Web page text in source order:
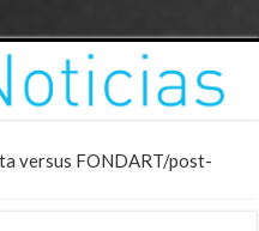
versus FONDART/post-